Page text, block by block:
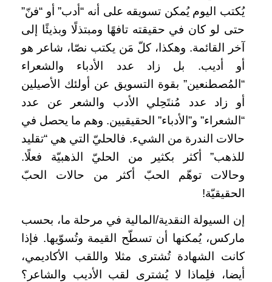
يُكتب اليوم يُمكن تسويقه على أنه “أدب” أو “فنّ”
حتى لو كان في حقيقته تافهًا ومبتذلًا وبذيئًا إلى
آخر القائمة. وهكذا، كلّ مَن يكتب نصّا، شاعر هو
أو أديب. بل زاد عدد الأدباء والشعراء
“المُصطنعين” بقوة التسويق عن أولئك الأصيلين
أو زاد عدد مُنتَحِلي الأدب والشعر عن عدد
“الشعراء” و”الأدباء” الحقيقيين. وهم ما يحصل في
حالات الندرة من الشيء. فالحليّ التي هي “تقليد
للذهب” أكثر بكثير من الحليّ الذهبيّة فعلًا.
وحالات توهّم الحبّ أكثر من حالات الحبّ
الحقيقيّة!
إن السيولة النقدية/المالية في مرحلة ما، بحسب
ماركس، يُمكنها أن تسطّح القيمة وتُسوّيها. فإذا
كانت الشهادة تُشترى مثلا واللقب الأكاديمي،
أيضا، فلِماذا لا يُشترى لقب الأديب والشاعر؟